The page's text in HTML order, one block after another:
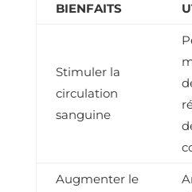
BIENFAITS
Stimuler la
circulation
sanguine
Augmenter le